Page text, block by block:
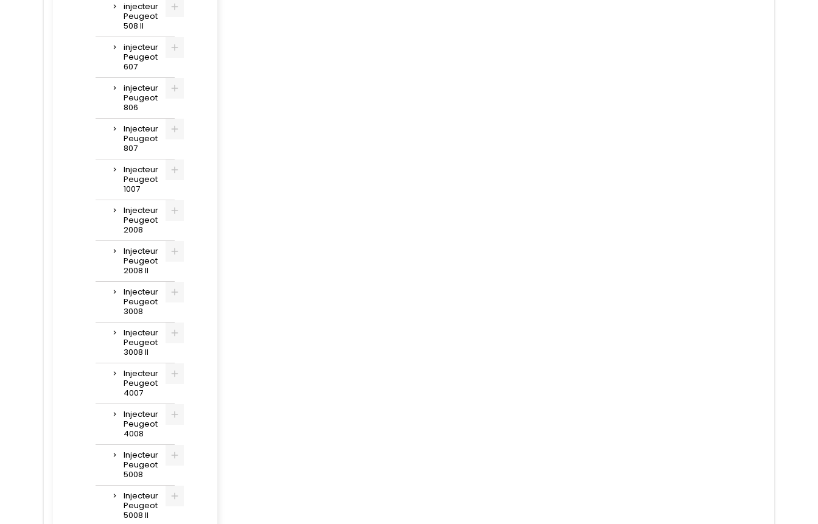
injecteur
Peugeot
508 II
injecteur
Peugeot
607
injecteur
Peugeot
806
Injecteur
Peugeot
807
Injecteur
Peugeot
1007
Injecteur
Peugeot
2008
Injecteur
Peugeot
2008 II
Injecteur
Peugeot
3008
Injecteur
Peugeot
3008 II
Injecteur
Peugeot
4007
Injecteur
Peugeot
4008
Injecteur
Peugeot
5008
Injecteur
Peugeot
5008 II